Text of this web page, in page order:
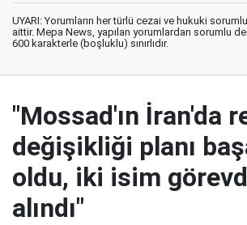
UYARI: Yorumların her türlü cezai ve hukuki
aittir. Mepa News, yapılan yorumlardan sorumlu
600 karakterle (boşluklu) sınırlıdır.
"Mossad'ın İran'da
değişikliği planı
oldu, iki isim
alındı"